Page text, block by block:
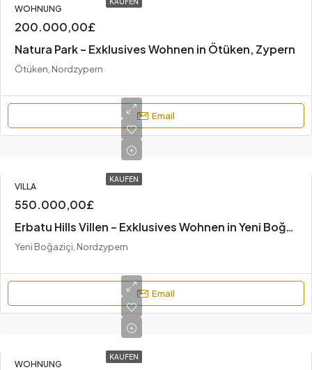
WOHNUNG
200.000,00£
Natura Park – Exklusives Wohnen in Ötüken, Zypern
Ötüken, Nordzypern
Email
KAUFEN
VILLA
550.000,00£
Erbatu Hills Villen – Exklusives Wohnen in Yeni Boğaziçi, Zypern
Yeni Boğaziçi, Nordzypern
Email
KAUFEN
WOHNUNG